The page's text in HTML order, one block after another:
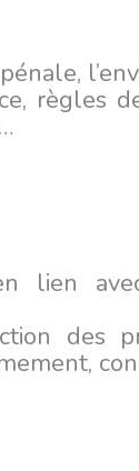
règles
lien
des